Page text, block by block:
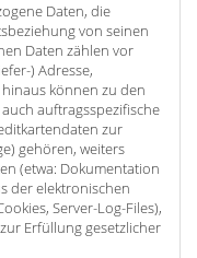
Daten, die
von seinen
Daten zählen vor
) Adresse,
können zu den
auftragsspezifische
zur
gehören, weiters
(etwa: Dokumentation
der elektronischen
Server-Log-Files),
Erfüllung gesetzlicher